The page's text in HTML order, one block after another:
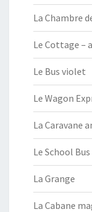
La Chambre
Le Cottage –
Le Bus violet
Le Wagon
La Caravane
Le School Bus
La Grange
La Cabane